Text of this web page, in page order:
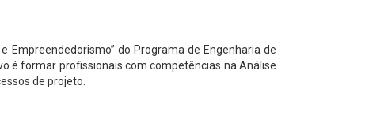
Empreendedorismo” do Programa de Engenharia de
é formar profissionais com competências na Análise
de projeto.